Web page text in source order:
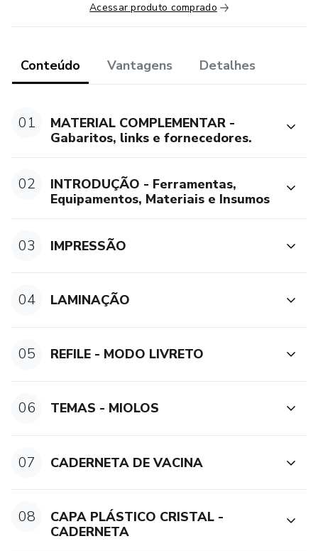
Acessar produto comprado
Conteúdo Vantagens Detalhes
01
MATERIAL COMPLEMENTAR -
Gabaritos, links e fornecedores.
02
INTRODUÇÃO - Ferramentas,
Equipamentos, Materiais e Insumos
03 IMPRESSÃO
04 LAMINAÇÃO
05 REFILE - MODO LIVRETO
06 TEMAS - MIOLOS
07 CADERNETA DE VACINA
08
CAPA PLÁSTICO CRISTAL -
CADERNETA